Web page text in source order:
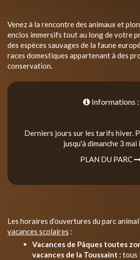
Venez à la rencontre des animaux et
enclos immersifs tout au long de votre
des espèces sauvages de la faune
races domestiques appartenant à des
conservation.
Informations :
Derniers jours sur les tarifs hiver.
jusqu'à dimanche 3 mai
PLAN DU PARC
Les horaires d’ouvertures du parc
vacances scolaires :
Vacances de Pâques toutes
vacances de la Toussaint : tous